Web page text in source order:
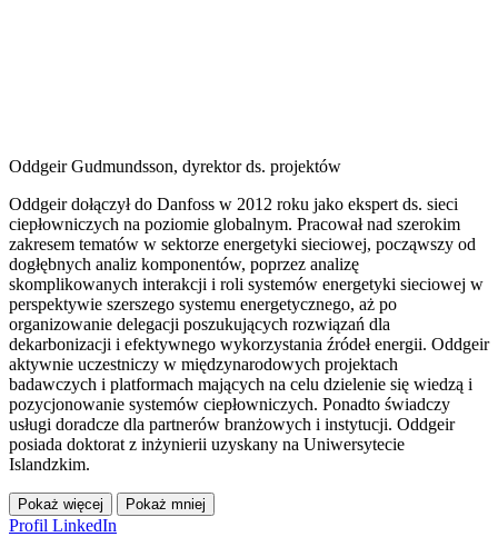
Oddgeir Gudmundsson, dyrektor ds. projektów
Oddgeir dołączył do Danfoss w 2012 roku jako ekspert ds. sieci
ciepłowniczych na poziomie globalnym. Pracował nad szerokim
zakresem tematów w sektorze energetyki sieciowej, począwszy od
dogłębnych analiz komponentów, poprzez analizę
skomplikowanych interakcji i roli systemów energetyki sieciowej w
perspektywie szerszego systemu energetycznego, aż po
organizowanie delegacji poszukujących rozwiązań dla
dekarbonizacji i efektywnego wykorzystania źródeł energii. Oddgeir
aktywnie uczestniczy w międzynarodowych projektach
badawczych i platformach mających na celu dzielenie się wiedzą i
pozycjonowanie systemów ciepłowniczych. Ponadto świadczy
usługi doradcze dla partnerów branżowych i instytucji. Oddgeir
posiada doktorat z inżynierii uzyskany na Uniwersytecie
Islandzkim.
Pokaż więcej Pokaż mniej
Profil LinkedIn